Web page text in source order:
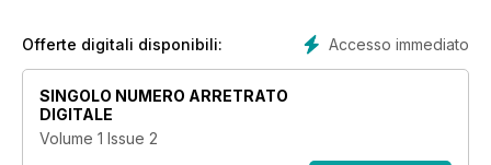
Accesso immediato
Offerte digitali disponibili:
SINGOLO NUMERO ARRETRATO
DIGITALE
Volume 1 Issue 2